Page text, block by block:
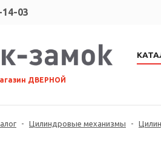
14-03
ДВЕРНОЙ
- Цилиндровые механизмы -